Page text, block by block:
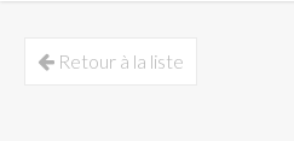
Retour à la liste